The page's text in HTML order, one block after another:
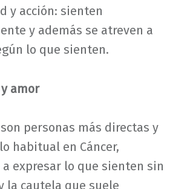
y acción: sienten
y además se atreven a
lo que sienten.
amor
personas más directas y
habitual en Cáncer,
expresar lo que sienten sin
la cautela que suele